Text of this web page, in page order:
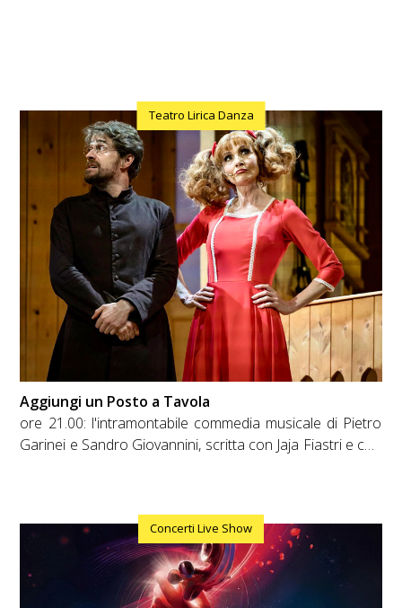
Teatro Lirica Danza
Aggiungi un Posto a Tavola
ore 21.00: l'intramontabile commedia musicale di Pietro
Garinei e Sandro Giovannini, scritta con Jaja Fiastri e con
Verona. Un evento speciale che unisce due eccellenze
della cultura italiana: da una parte uno dei titoli più
rappresentativi della commedia musicale nazionale,
dall’altra la stupenda Arena, uno dei palcoscenici più
Concerti Live Show